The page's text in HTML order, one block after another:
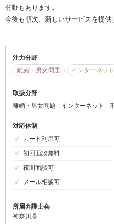
分野もあります。
今後も順次、新しいサービスを提供
注力分野
離婚・男女問題
インターネット
取扱分野
離婚・男女問題
インターネット
対応体制
カード利用可
初回面談無料
夜間面談可
メール相談可
所属弁護士会
神奈川県